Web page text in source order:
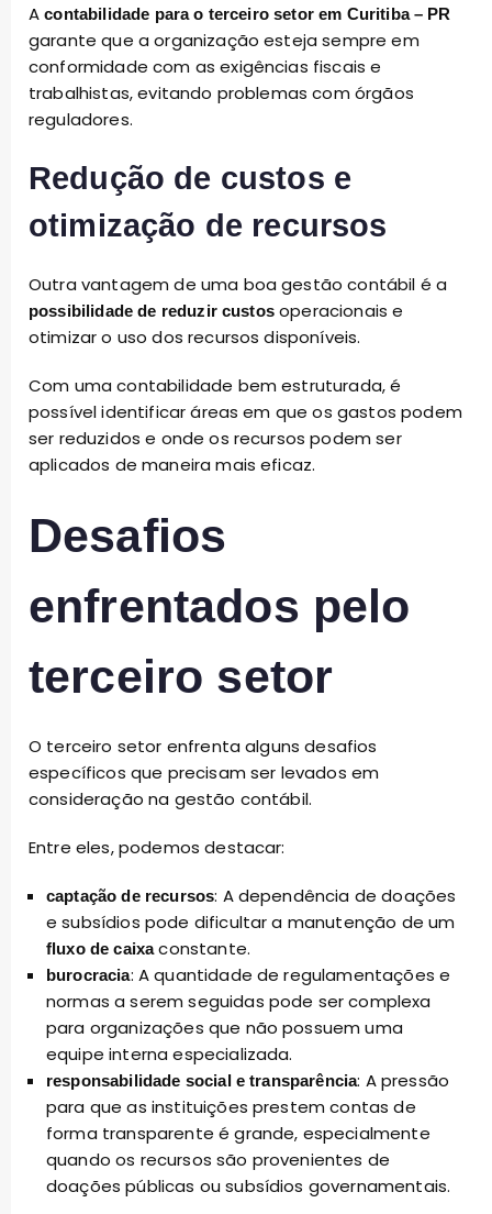
Acontabilidade para o terceiro setor em Curitiba – PR
garante que a organização esteja sempre em
conformidade com as exigências fiscais e
trabalhistas, evitando problemas com órgãos
reguladores.
Redução de custos e
otimização de recursos
Outra vantagem de uma boa gestão contábil é a
possibilidade de reduzir custosoperacionais e
otimizar o uso dos recursos disponíveis.
Com uma contabilidade bem estruturada, é
possível identificar áreas em que os gastos podem
ser reduzidos e onde os recursos podem ser
aplicados de maneira mais eficaz.
Desafios
enfrentados pelo
terceiro setor
O terceiro setor enfrenta alguns desafios
específicos que precisam ser levados em
consideração na gestão contábil.
Entre eles, podemos destacar:
captação de recursos: A dependência de doações
e subsídios pode dificultar a manutenção de um
fluxo de caixaconstante.
burocracia: A quantidade de regulamentações e
normas a serem seguidas pode ser complexa
para organizações que não possuem uma
equipe interna especializada.
responsabilidade social e transparência: A pressão
para que as instituições prestem contas de
forma transparente é grande, especialmente
quando os recursos são provenientes de
doações públicas ou subsídios governamentais.